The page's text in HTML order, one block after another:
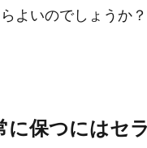
よいのでしょうか？
に保つにはセ